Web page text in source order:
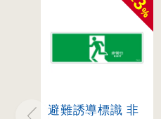
%
避難誘導標識 非